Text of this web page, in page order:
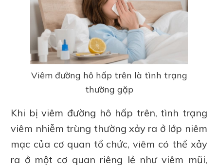
Viêm đường hô hấp trên là tình trạng
thường gặp
Khi bị viêm đường hô hấp trên, tình trạng
viêm nhiễm trùng thường xảy ra ở lớp niêm
mạc của cơ quan tổ chức, viêm có thể xảy
ra ở một cơ quan riêng lẻ như viêm mũi,